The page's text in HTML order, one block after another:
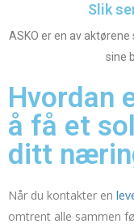
Slik
ASKO er en av
sine
Hvordan
å få et
ditt
Når du kontakter en
omtrent alle sammen